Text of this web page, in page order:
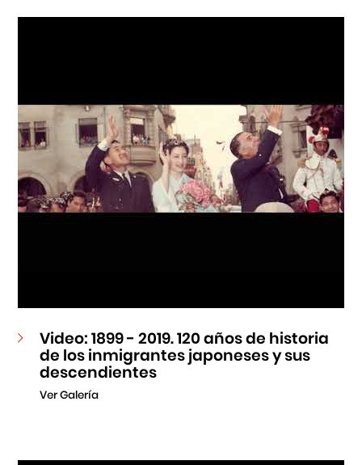
Fondo Editorial
Teatro Peruano Japonés
Video: 1899 - 2019. 120 años de historia
de los inmigrantes japoneses y sus
descendientes
Ver Galería